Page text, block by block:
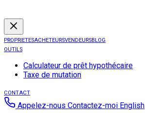
PROPRIETESACHETEURSVENDEURSBLOG
OUTILS
Calculateur de prêt hypothécaire
Taxe de mutation
CONTACT
Appelez-nous Contactez-moi English